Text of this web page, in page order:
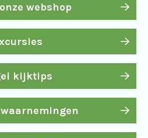
webshop
kijktips
waarnemingen